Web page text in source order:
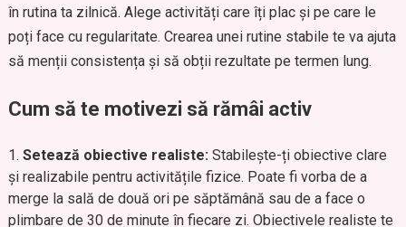
în rutina ta zilnică. Alege activități care îți plac și pe care le
poți face cu regularitate. Crearea unei rutine stabile te va ajuta
să menții consistența și să obții rezultate pe termen lung.
Cum să te motivezi să rămâi activ
Setează obiective realiste: Stabilește-ți obiective clare
și realizabile pentru activitățile fizice. Poate fi vorba de a
merge la sală de două ori pe săptămână sau de a face o
plimbare de 30 de minute în fiecare zi. Obiectivele realiste te